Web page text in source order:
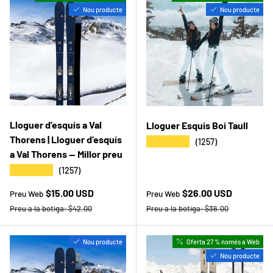
Nou producte
Lloguer d’esquís a Val
Thorens | Lloguer d’esquís
a Val Thorens — Millor preu
(1257)
Preu web
Preu Web $15.00 USD
Preu a la botiga
Preu a la botiga:$42.00
Nou producte
Lloguer Esquis Boi Taull
(1257)
Preu web
Preu Web $26.00 USD
Preu a la botiga
Preu a la botiga:$36.00
Nou producte
Oferta 27 % només a Web
Nou producte